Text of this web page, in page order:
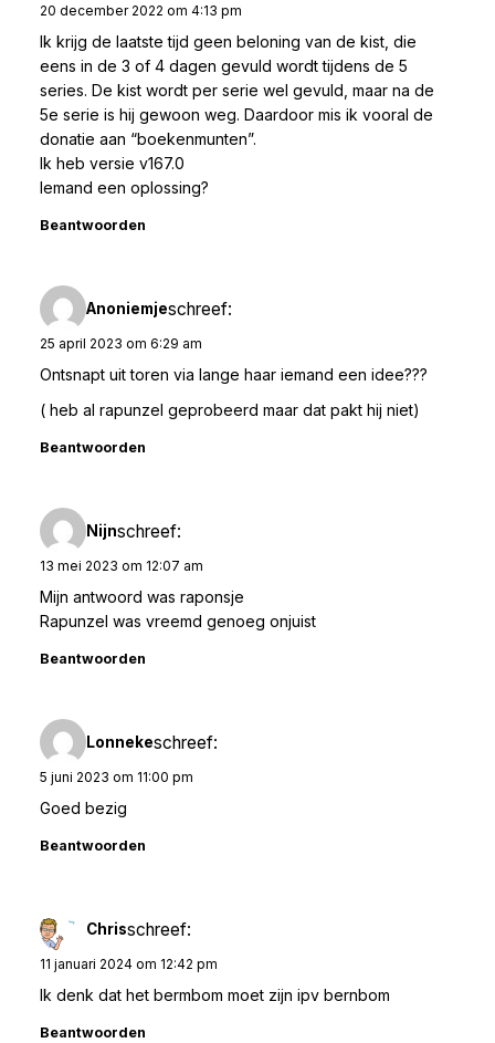
20 december 2022 om 4:13 pm
Ik krijg de laatste tijd geen beloning van de kist, die
eens in de 3 of 4 dagen gevuld wordt tijdens de 5
series. De kist wordt per serie wel gevuld, maar na de
5e serie is hij gewoon weg. Daardoor mis ik vooral de
donatie aan “boekenmunten”.
Ik heb versie v167.0
Iemand een oplossing?
Beantwoorden
Anoniemjeschreef:
25 april 2023 om 6:29 am
Ontsnapt uit toren via lange haar iemand een idee???
( heb al rapunzel geprobeerd maar dat pakt hij niet)
Beantwoorden
Nijnschreef:
13 mei 2023 om 12:07 am
Mijn antwoord was raponsje
Rapunzel was vreemd genoeg onjuist
Beantwoorden
Lonnekeschreef:
5 juni 2023 om 11:00 pm
Goed bezig
Beantwoorden
Chrisschreef:
11 januari 2024 om 12:42 pm
Ik denk dat het bermbom moet zijn ipv bernbom
Beantwoorden